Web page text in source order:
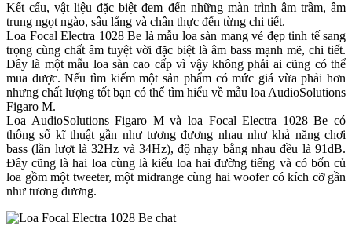
Kết cấu, vật liệu đặc biệt đem đến những màn trình âm trầm, âm
trung ngọt ngào, sâu lắng và chân thực đến từng chi tiết.
Loa Focal Electra 1028 Be là mẫu loa sàn mang vẻ đẹp tinh tế sang
trọng cùng chất âm tuyệt vời đặc biệt là âm bass mạnh mẽ, chi tiết.
Đây là một mẫu loa sàn cao cấp vì vậy không phải ai cũng có thể
mua được. Nếu tìm kiếm một sản phẩm có mức giá vừa phải hơn
nhưng chất lượng tốt bạn có thể tìm hiểu về mẫu loa AudioSolutions
Figaro M.
Loa AudioSolutions Figaro M và loa Focal Electra 1028 Be có
thông số kĩ thuật gần như tương đương nhau như khả năng chơi
bass (lần lượt là 32Hz và 34Hz), độ nhạy bằng nhau đều là 91dB.
Đây cũng là hai loa cùng là kiểu loa hai đường tiếng và có bốn củ
loa gồm một tweeter, một midrange cùng hai woofer có kích cỡ gần
như tương đương.